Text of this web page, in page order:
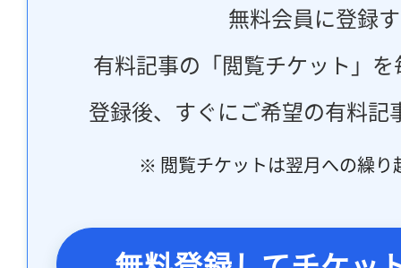
無料会員に登録
有料記事の「閲覧チケット」
登録後、すぐにご希望の有料記
※ 閲覧チケットは翌月への繰り